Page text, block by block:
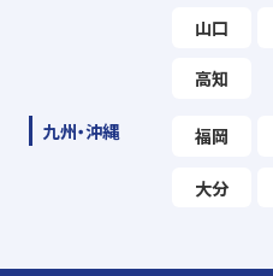
山口
高知
九州・沖縄 福岡
大分